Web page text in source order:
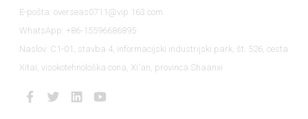
E-pošta: overseas0711@vip.163.com
WhatsApp: +86-15596686895
Naslov: C1-01, stavba 4, informacijski industrijski park, št. 526, cesta
Xitai, visokotehnološka cona, Xi'an, provinca Shaanxi